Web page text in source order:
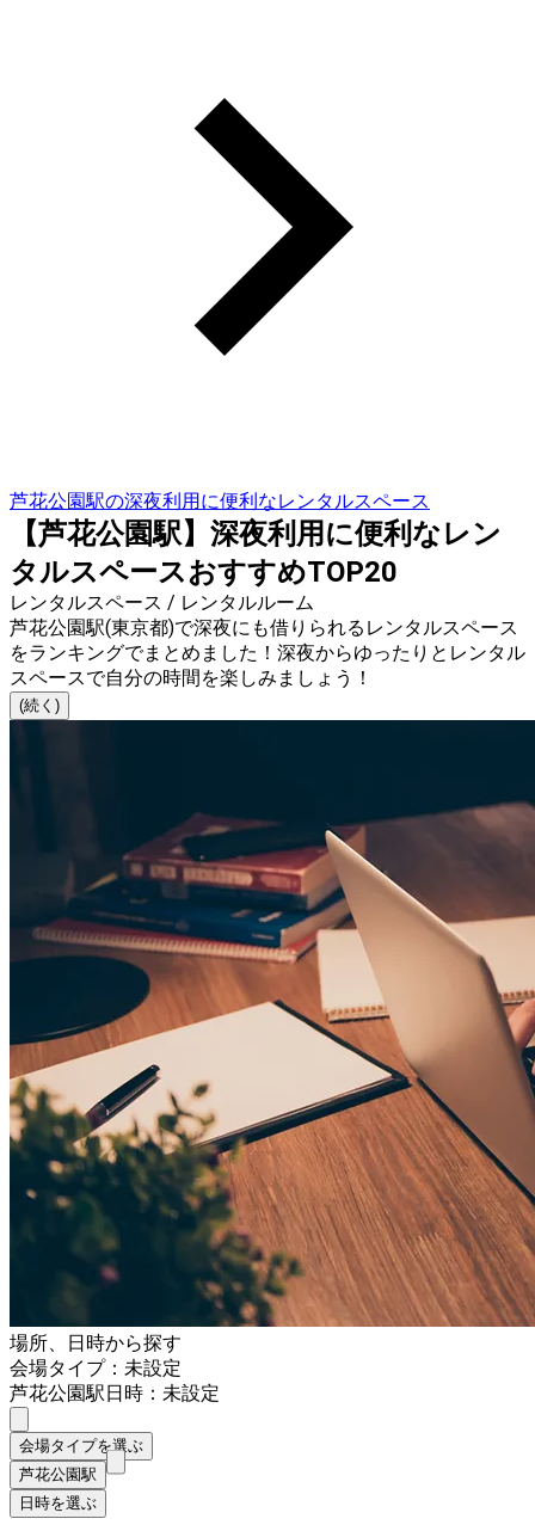
芦花公園駅の深夜利用に便利なレンタルスペース
【芦花公園駅】深夜利用に便利なレン
タルスペースおすすめTOP20
レンタルスペース / レンタルルーム
芦花公園駅(東京都)で深夜にも借りられるレンタルスペース
をランキングでまとめました！深夜からゆったりとレンタル
スペースで自分の時間を楽しみましょう！
(続く)
場所、日時から探す
会場タイプ：未設定
芦花公園駅日時：未設定
会場タイプを選ぶ
芦花公園駅
日時を選ぶ